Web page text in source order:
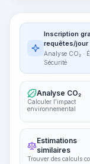
Inscription
requêtes/jour
Analyse CO₂ ·
Sécurité
Analyse CO₂
Calculer l’impact
environnemental
Estimations
similaires
Trouver des calculs